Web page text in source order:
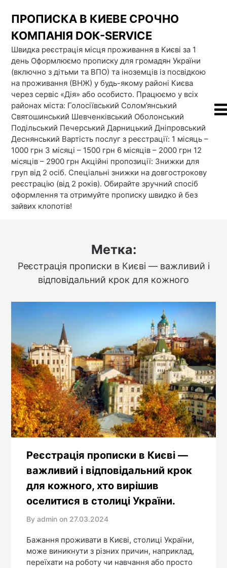
content
ПРОПИСКА В КИЕВЕ СРОЧНО
КОМПАНІЯ DOК-SERVICE
Швидка реєстрація місця проживання в Києві за 1
день Оформлюємо прописку для громадян України
(включно з дітьми та ВПО) та іноземців із посвідкою
на проживання (ВНЖ) у будь-якому районі Києва
через сервіс «Дія» або особисто. Працюємо у всіх
районах міста: Голосіївський Солом’янський
Святошинський Шевченківський Оболонський
Подільський Печерський Дарницький Дніпровський
Деснянський Вартість послуг з реєстрації: 1 місяць –
1000 грн 3 місяці – 1500 грн 6 місяців – 2000 грн 12
місяців – 2900 грн Акційні пропозиції: Знижки для
груп від 2 осіб. Спеціальні знижки на довгострокову
реєстрацію (від 2 років). Обирайте зручний спосіб
оформлення та отримуйте прописку швидко й без
зайвих клопотів!
Метка:
Реєстрація прописки в Києві — важливий і
відповідальний крок для кожного
Реєстрація прописки в Києві —
важливий і відповідальний крок
для кожного, хто вирішив
оселитися в столиці України.
By admin on 27.03.2024
Бажання проживати в Києві, столиці України,
може виникнути з різних причин, наприклад,
переїхати на роботу чи навчання або просто